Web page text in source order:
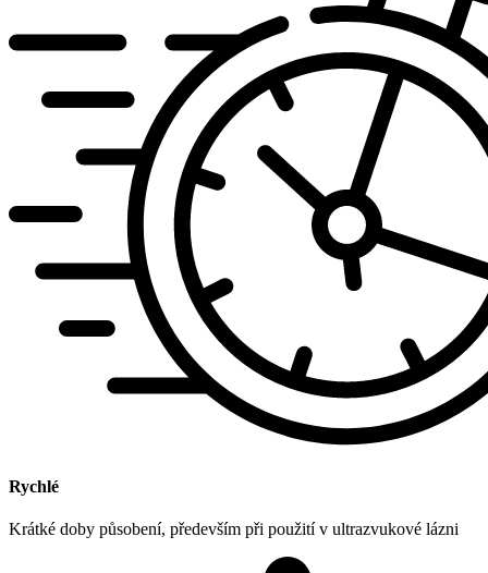
Rychlé
Krátké doby působení, především při použití v ultrazvukové lázni